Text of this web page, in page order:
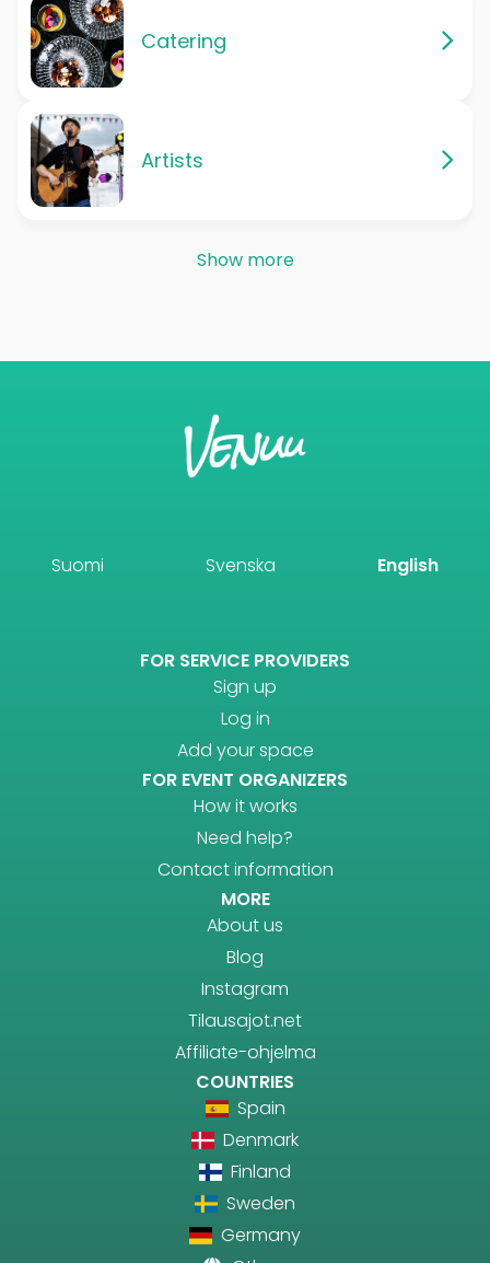
Catering
Artists
Show more
Suomi Svenska English
FOR SERVICE PROVIDERS
Sign up
Log in
Add your space
FOR EVENT ORGANIZERS
How it works
Need help?
Contact information
MORE
About us
Blog
Instagram
Tilausajot.net
Affiliate-ohjelma
COUNTRIES
Spain
Denmark
Finland
Sweden
Germany